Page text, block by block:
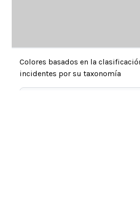
Colores basados en la
incidentes por su taxonomía